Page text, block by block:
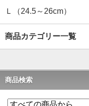
Ｌ（24.5～26cm）
商品カテゴリー一覧
商品検索